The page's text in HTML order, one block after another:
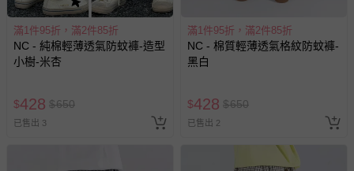
滿1件95折，滿2件85折
NC - 純棉輕薄透氣防蚊褲-造型
小樹-米杏
$428 $650
已售出 3
滿1件95折，滿2件85折
NC - 棉質輕薄透氣格紋防蚊褲-
黑白
$428 $650
已售出 2